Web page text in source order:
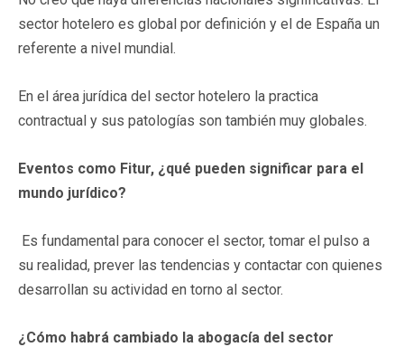
sector hotelero es global por definición y el de España un
referente a nivel mundial.
En el área jurídica del sector hotelero la practica
contractual y sus patologías son también muy globales.
Eventos como Fitur, ¿qué pueden significar para el
mundo jurídico?
Es fundamental para conocer el sector, tomar el pulso a
su realidad, prever las tendencias y contactar con quienes
desarrollan su actividad en torno al sector.
¿Cómo habrá cambiado la abogacía del sector